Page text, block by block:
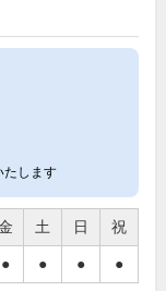
たします
土 日 祝
● ● ● ●